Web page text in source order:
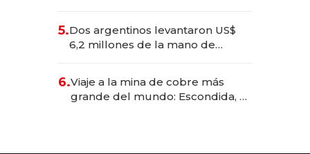
para convertirse en experiencias
transformadoras
5.Dos argentinos levantaron US$
6,2 millones de la mano de
6.Viaje a la mina de cobre más
grande del mundo: Escondida, el